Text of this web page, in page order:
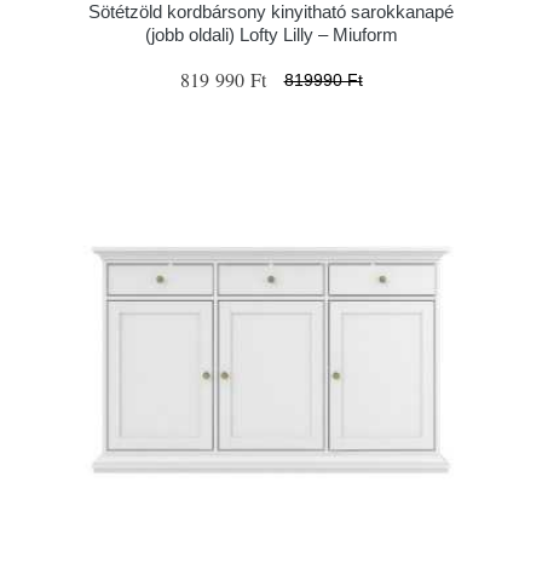
Sötétzöld kordbársony kinyitható sarokkanapé
(jobb oldali) Lofty Lilly – Miuform
819 990 Ft 819990 Ft